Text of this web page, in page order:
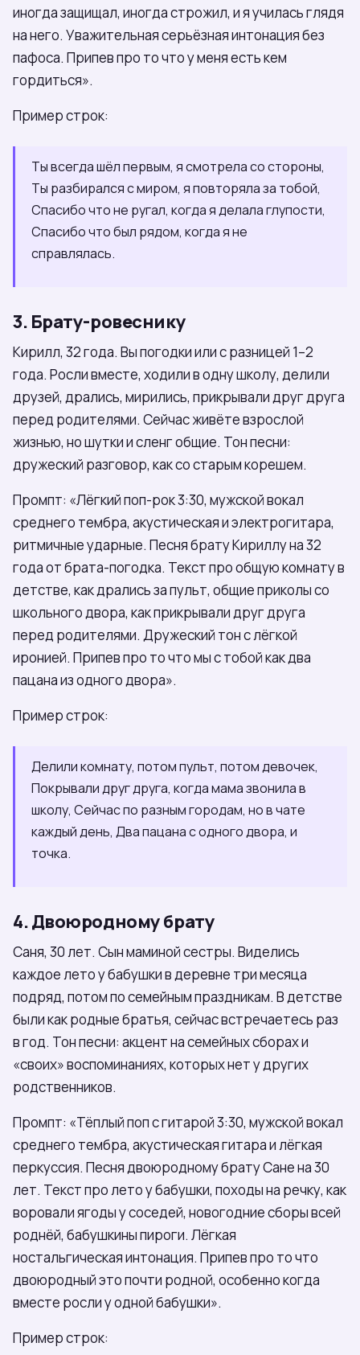
иногда защищал, иногда строжил, и я училась глядя
на него. Уважительная серьёзная интонация без
пафоса. Припев про то что у меня есть кем
гордиться».
Пример строк:
Ты всегда шёл первым, я смотрела со стороны,
Ты разбирался с миром, я повторяла за тобой,
Спасибо что не ругал, когда я делала глупости,
Спасибо что был рядом, когда я не
справлялась.
3. Брату-ровеснику
Кирилл, 32 года. Вы погодки или с разницей 1–2
года. Росли вместе, ходили в одну школу, делили
друзей, дрались, мирились, прикрывали друг друга
перед родителями. Сейчас живёте взрослой
жизнью, но шутки и сленг общие. Тон песни:
дружеский разговор, как со старым корешем.
Промпт: «Лёгкий поп-рок 3:30, мужской вокал
среднего тембра, акустическая и электрогитара,
ритмичные ударные. Песня брату Кириллу на 32
года от брата-погодка. Текст про общую комнату в
детстве, как дрались за пульт, общие приколы со
школьного двора, как прикрывали друг друга
перед родителями. Дружеский тон с лёгкой
иронией. Припев про то что мы с тобой как два
пацана из одного двора».
Пример строк:
Делили комнату, потом пульт, потом девочек,
Покрывали друг друга, когда мама звонила в
школу, Сейчас по разным городам, но в чате
каждый день, Два пацана с одного двора, и
точка.
4. Двоюродному брату
Саня, 30 лет. Сын маминой сестры. Виделись
каждое лето у бабушки в деревне три месяца
подряд, потом по семейным праздникам. В детстве
были как родные братья, сейчас встречаетесь раз
в год. Тон песни: акцент на семейных сборах и
«своих» воспоминаниях, которых нет у других
родственников.
Промпт: «Тёплый поп с гитарой 3:30, мужской вокал
среднего тембра, акустическая гитара и лёгкая
перкуссия. Песня двоюродному брату Сане на 30
лет. Текст про лето у бабушки, походы на речку, как
воровали ягоды у соседей, новогодние сборы всей
роднёй, бабушкины пироги. Лёгкая
ностальгическая интонация. Припев про то что
двоюродный это почти родной, особенно когда
вместе росли у одной бабушки».
Пример строк: